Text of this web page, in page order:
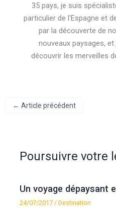
35 pays, je suis
particulier de l'Espagne et
par la découverte de
nouveaux paysages,
découvrir les merveilles
← Article précédent
Poursuivre votre
Un voyage dépaysant
24/07/2017 /Destination